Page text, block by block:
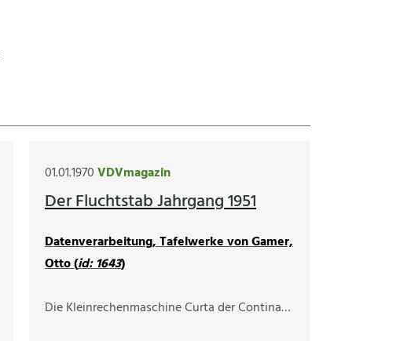
01.01.1970VDVmagazin
Der Fluchtstab Jahrgang 1951
Datenverarbeitung, Tafelwerke von Gamer,
Otto (id: 1643)
Die Kleinrechenmaschine Curta der Contina…